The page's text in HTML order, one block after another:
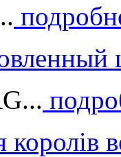
королів